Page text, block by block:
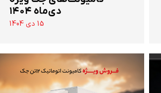
دی‌ماه ۱۴۰۴
15 دی 1404